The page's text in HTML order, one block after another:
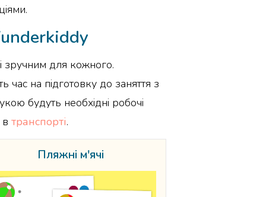
зручним для кожного.
час на підготовку до заняття з
будуть необхідні робочі
транспорті.
Пляжні м'ячі